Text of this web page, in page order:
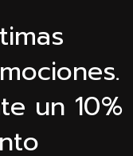
un 10%